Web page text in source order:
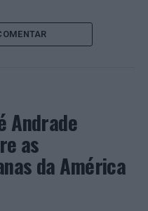
orla marítima,
ecossistemas
ambiental. A
transporte para os
convívio no final da
Andrade
as
da América